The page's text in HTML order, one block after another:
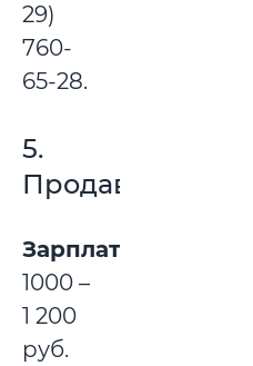
29)
760-
65-28.
5.
Продавец
Зарплата:
1000 –
1 200
руб.